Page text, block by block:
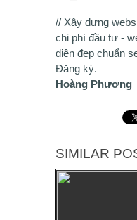
// Xây dựng
chi phí đầu tư -
diện đẹp chuẩn
Đăng ký.
Hoàng Phương
SIMILAR